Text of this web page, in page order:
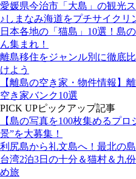
愛媛県今治市「大島」の観光
♪しまなみ海道をプチサイクリ
日本各地の「猫島」10選！島
ん集まれ！
離島移住をジャンル別に徹底
けよう
【離島の空き家・物件情報】
空き家バンク10選
PICK UPピックアップ記事
【島の写真を100枚集めるプ
景”を大募集！
利尻島から礼文島へ！最北の
台湾2泊3日の十分＆猫村＆九
め旅